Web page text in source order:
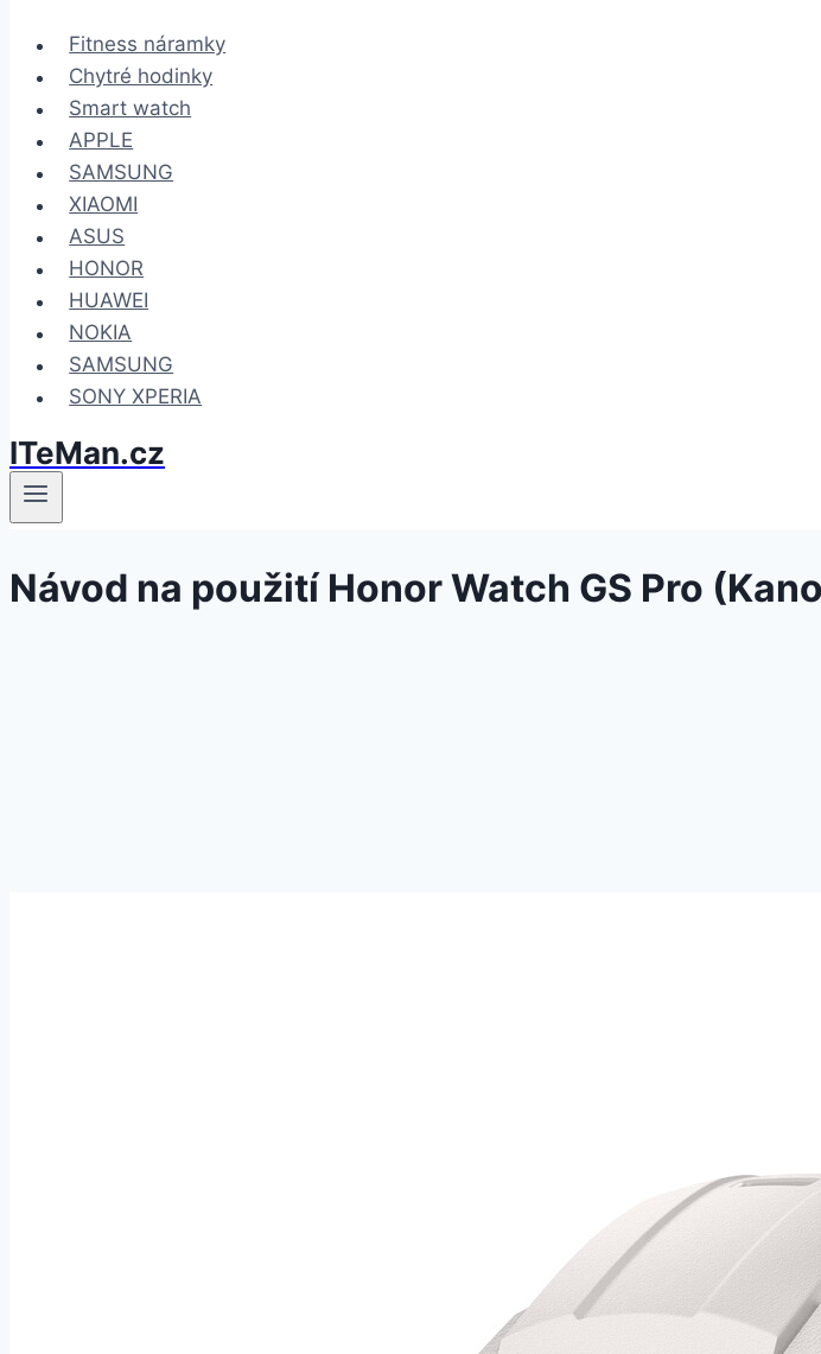
obsah Fitness náramky
Chytré hodinky
Smart watch
APPLE
SAMSUNG
XIAOMI
ASUS
HONOR
HUAWEI
NOKIA
SAMSUNG
SONY XPERIA
ITeMan.cz
Návod na použití Honor Watch GS Pro